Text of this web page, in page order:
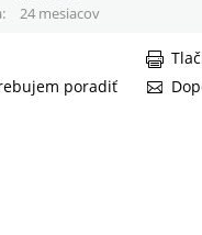
24 mesiacov
poradiť